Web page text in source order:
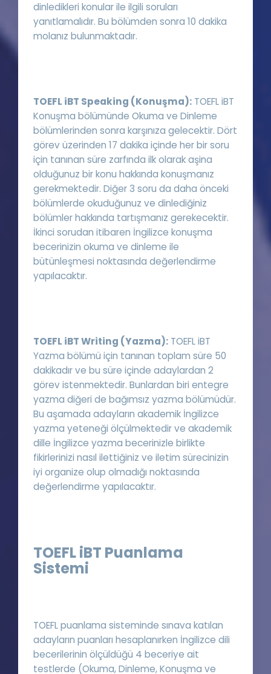
dinledikleri konular ile ilgili soruları
yanıtlamalıdır. Bu bölümden sonra 10 dakika
molanız bulunmaktadır.
TOEFL iBT Speaking (Konuşma): TOEFL iBT
Konuşma bölümünde Okuma ve Dinleme
bölümlerinden sonra karşınıza gelecektir. Dört
görev üzerinden 17 dakika içinde her bir soru
için tanınan süre zarfında ilk olarak aşina
olduğunuz bir konu hakkında konuşmanız
gerekmektedir. Diğer 3 soru da daha önceki
bölümlerde okuduğunuz ve dinlediğiniz
bölümler hakkında tartışmanız gerekecektir.
İkinci sorudan itibaren İngilizce konuşma
becerinizin okuma ve dinleme ile
bütünleşmesi noktasında değerlendirme
yapılacaktır.
TOEFL iBT Writing (Yazma): TOEFL iBT
Yazma bölümü için tanınan toplam süre 50
dakikadır ve bu süre içinde adaylardan 2
görev istenmektedir. Bunlardan biri entegre
yazma diğeri de bağımsız yazma bölümüdür.
Bu aşamada adayların akademik İngilizce
yazma yeteneği ölçülmektedir ve akademik
dille İngilizce yazma becerinizle birlikte
fikirlerinizi nasıl ilettiğiniz ve iletim sürecinizin
iyi organize olup olmadığı noktasında
değerlendirme yapılacaktır.
TOEFL iBT Puanlama
Sistemi
TOEFL puanlama sisteminde sınava katılan
adayların puanları hesaplanırken İngilizce dili
becerilerinin ölçüldüğü 4 beceriye ait
testlerde (Okuma, Dinleme, Konuşma ve